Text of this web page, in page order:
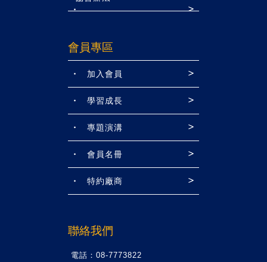
會員專區
加入會員
學習成長
專題演溝
會員名冊
特約廠商
聯絡我們
電話：08-7773822